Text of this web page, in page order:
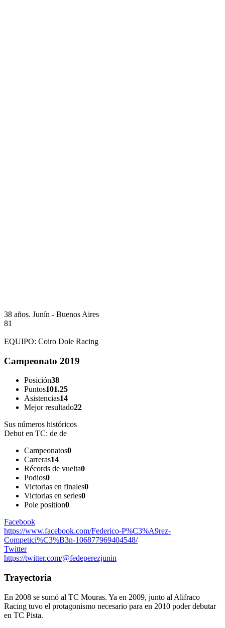
38 años. Junín - Buenos Aires
81
EQUIPO: Coiro Dole Racing
Campeonato 2019
Posición38
Puntos101.25
Asistencias14
Mejor resultado22
Sus números históricos
Debut en TC: de de
Campeonatos0
Carreras14
Récords de vuelta0
Podios0
Victorias en finales0
Victorias en series0
Pole position0
Facebook
https://www.facebook.com/Federico-P%C3%A9rez-
Competici%C3%B3n-106877969404548/
Twitter
https://twitter.com/@fedeperezjunin
Trayectoria
En 2008 se sumó al TC Mouras. Ya en 2009, junto al Alifraco
Racing tuvo el protagonismo necesario para en 2010 poder debutar
en TC Pista.